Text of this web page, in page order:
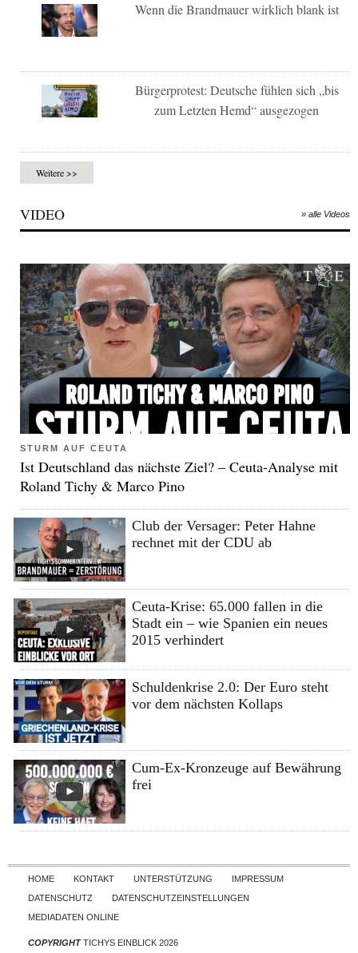
Wenn die Brandmauer wirklich blank ist
Bürgerprotest: Deutsche fühlen sich „bis
zum Letzten Hemd“ ausgezogen
Weitere >>
VIDEO » alle Videos
STURM AUF CEUTA
Ist Deutschland das nächste Ziel? – Ceuta-Analyse mit
Roland Tichy & Marco Pino
Club der Versager: Peter Hahne
rechnet mit der CDU ab
Ceuta-Krise: 65.000 fallen in die
Stadt ein – wie Spanien ein neues
2015 verhindert
Schuldenkrise 2.0: Der Euro steht
vor dem nächsten Kollaps
Cum-Ex-Kronzeuge auf Bewährung
frei
Skip to content
HOME KONTAKT UNTERSTÜTZUNG
IMPRESSUM
DATENSCHUTZ
DATENSCHUTZEINSTELLUNGEN
MEDIADATEN ONLINE
COPYRIGHTTICHYS EINBLICK 2026